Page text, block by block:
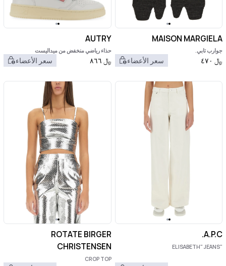
MAISON MARGIELA
جوارب تابي.
﷼ ٤٧٠ سعر الأعضاء
AUTRY
حذاء رياضي منخفض من ميداليست
﷼ ٨٦٦ سعر الأعضاء
A.P.C.
"ELISABETH" JEANS
ROTATE BIRGER
CHRISTENSEN
CROP TOP